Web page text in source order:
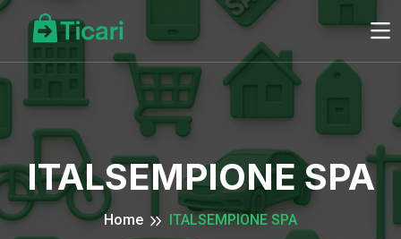
ITALSEMPIONE SPA
Home ITALSEMPIONE SPA